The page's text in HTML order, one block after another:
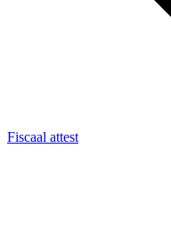
Fiscaal attest